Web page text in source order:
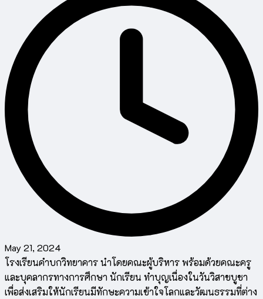
May 21, 2024
โรงเรียนคำบกวิทยาคาร นำโดยคณะผู้บริหาร พร้อมด้วยคณะครู
และบุคลากรทางการศึกษา นักเรียน ทำบุญเนื่องในวันวิสาขบูชา
เพื่อส่งเสริมให้นักเรียนมีทักษะความเข้าใจโลกและวัฒนธรรมที่ต่าง